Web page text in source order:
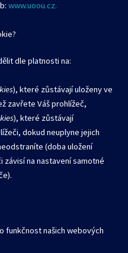
www.uoou.cz.
dle platnosti na:
), které zůstávají uloženy ve
zavřete Váš prohlížeč,
), které zůstávají
dokud neuplyne jejich
(doba uložení
na nastavení samotné
funkčnost našich webových